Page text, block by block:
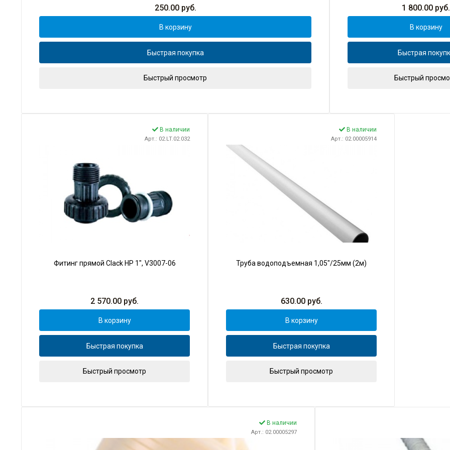
250.00руб.
В корзину
Быстрая покупка
Быстрый просмотр
1 800.00 руб.
В корзину
Быстрая
Быстрый
В наличии
Арт.: 02.LT.02.032
Фитинг прямой Clack НР 1", V3007-06
2 570.00 руб.
В корзину
Быстрая покупка
Быстрый просмотр
В наличии
Арт.: 02.00005914
Труба водоподъемная 1,05"/25мм (2м)
630.00руб.
В корзину
Быстрая покупка
Быстрый просмотр
В наличии
Арт.: 02.00005297